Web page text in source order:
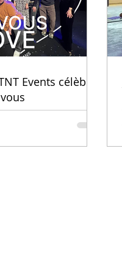
Events célèbre